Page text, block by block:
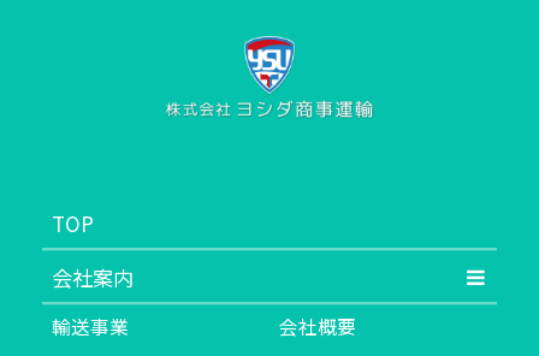
TOP
会社案内
輸送事業
会社概要